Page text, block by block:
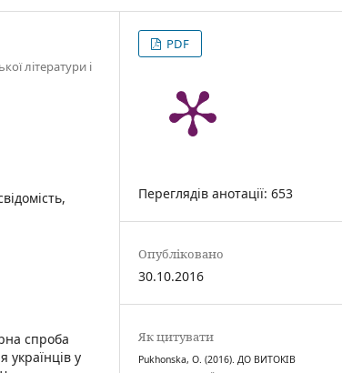
літератури і
спроба
українців у
PDF
Переглядів анотації: 653
Опубліковано
30.10.2016
Як цитувати
Pukhonska, O. (2016). ДО ВИТОКІВ